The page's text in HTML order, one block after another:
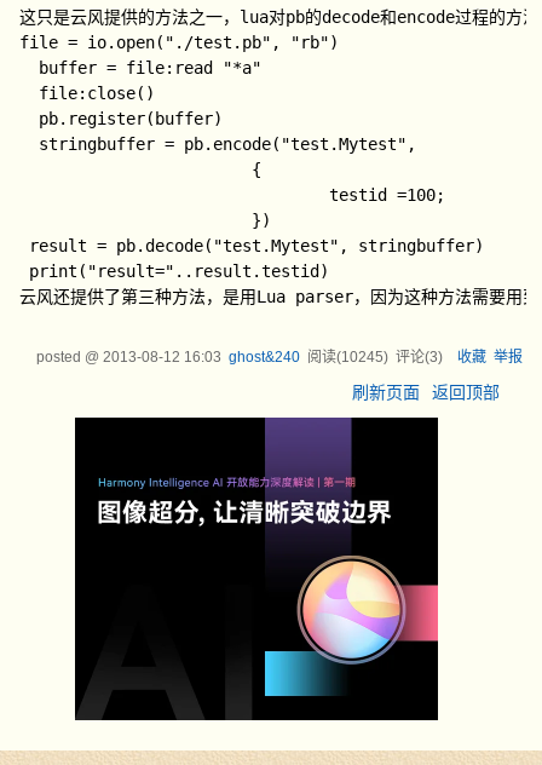
这只是云风提供的方法之一，lua对pb的decode和encode过程的方
file = io.open("./test.pb", "rb")
  buffer = file:read "*a"
  file:close()
  pb.register(buffer)
  stringbuffer = pb.encode("test.Mytest",
                        {
                                testid =100;
                        })
result = pb.decode("test.Mytest", stringbuffer)
print("result="..result.testid)
云风还提供了第三种方法，是用Lua parser，因为这种方法需要用
posted @ 2013-08-12 16:03 ghost&240阅读(10245) 评论(3) 收藏 举报
刷新页面 返回顶部